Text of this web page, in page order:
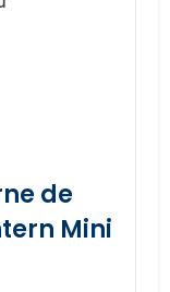
de
Mini